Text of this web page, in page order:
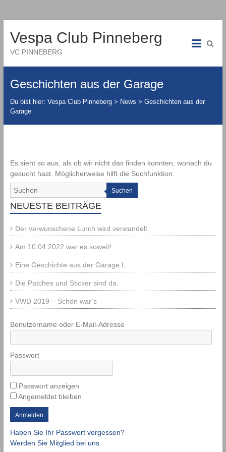
Vespa Club Pinneberg
VC PINNEBERG
Geschichten aus der Garage
Du bist hier: Vespa Club Pinneberg> News > Geschichten aus der
Garage
Es sieht so aus, als ob wir nicht das finden konnten, wonach du
gesucht hast. Möglicherweise hilft die Suchfunktion.
Suchen
NEUESTE BEITRÄGE
Der verwunschene Lurch wird verwandelt
Am 10.04.2022 war es soweit!
Eine Geschichte aus der Garage I.
Die Patches und Sticker sind da.
VWD 2019 – Schön war’s
Benutzername oder E-Mail-Adresse
Passwort
Passwort anzeigen
Angemeldet bleiben
Haben Sie Ihr Passwort vergessen?
Werden Sie Mitglied bei uns